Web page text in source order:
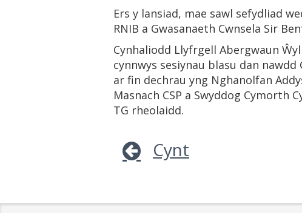
Ers y lansiad, mae sawl sefydliad
RNIB a Gwasanaeth Cwnsela Sir
Cynhaliodd Llyfrgell Abergwaun
cynnwys sesiynau blasu dan
ar fin dechrau yng Nghanolfan
Masnach CSP a Swyddog Cymorth
TG rheolaidd.
Cynt